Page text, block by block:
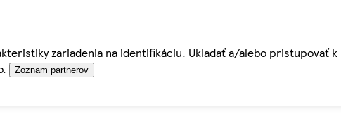
zariadenia na identifikáciu. Ukladať a/alebo pristupovať
Zoznam partnerov